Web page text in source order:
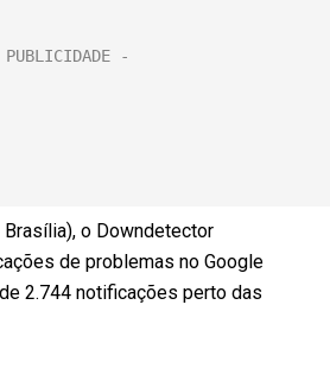
o Downdetector
de problemas no Google
2.744 notificações perto das